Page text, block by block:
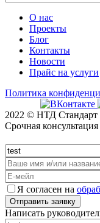
О нас
Проекты
Блог
Контакты
Новости
Прайс на услуги
Политика
2022 © НТД Стандарт
Срочная консультация
Я согласен на
Написать